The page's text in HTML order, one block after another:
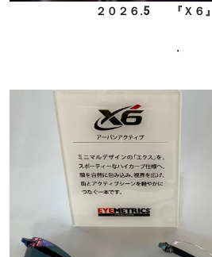
２０２６.5 『Ｘ６
・